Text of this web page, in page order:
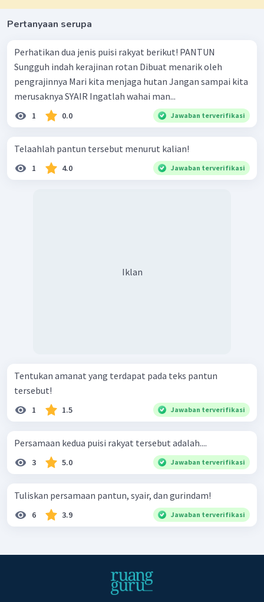
Pertanyaan serupa
Perhatikan dua jenis puisi rakyat berikut! PANTUN
Sungguh indah kerajinan rotan Dibuat menarik oleh
pengrajinnya Mari kita menjaga hutan Jangan sampai kita
merusaknya SYAIR Ingatlah wahai man...
1 0.0 Jawaban terverifikasi
Telaahlah pantun tersebut menurut kalian!
1 4.0 Jawaban terverifikasi
Iklan
Tentukan amanat yang terdapat pada teks pantun
tersebut!
1 1.5 Jawaban terverifikasi
Persamaan kedua puisi rakyat tersebut adalah....
3 5.0 Jawaban terverifikasi
Tuliskan persamaan pantun, syair, dan gurindam!
6 3.9 Jawaban terverifikasi